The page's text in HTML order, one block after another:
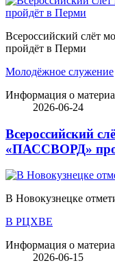
Всероссийский
пройдёт в Перми
Молодёжное служение
Информация о
2026-06-24
Всероссийский
«ПАССВОРД»
В Новокузнецке
В РЦХВЕ
Информация о
2026-06-15